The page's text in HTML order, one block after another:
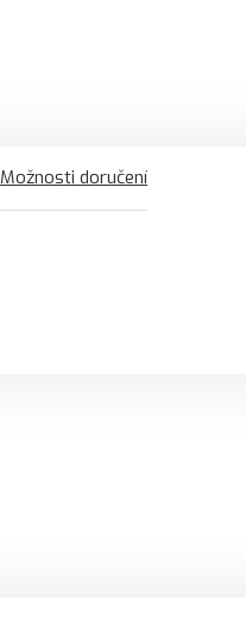
Možnosti doručení